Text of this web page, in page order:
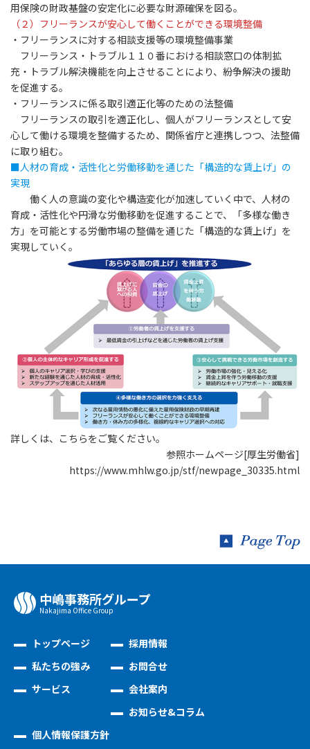
用保険の財政基盤の安定化に必要な財源確保を図る。
（２）フリーランスが安心して働くことができる環境整備
・フリーランスに対する相談支援等の環境整備事業
フリーランス・トラブル１１０番における相談窓口の体制拡
充・トラブル解決機能を向上させることにより、紛争解決の援助
を促進する。
・フリーランスに係る取引適正化等のための法整備
フリーランスの取引を適正化し、個人がフリーランスとして安
心して働ける環境を整備するため、関係省庁と連携しつつ、法整備
に取り組む。
■人材の育成・活性化と労働移動を通じた「構造的な賃上げ」の
実現
働く人の意識の変化や構造変化が加速していく中で、人材の
育成・活性化や円滑な労働移動を促進することで、「多様な働き
方」を可能とする労働市場の整備を通じた「構造的な賃上げ」を
実現していく。
詳しくは、こちらをご覧ください。
参照ホームページ[厚生労働省]
https://www.mhlw.go.jp/stf/newpage_30335.html
中嶋事務所グループ
Nakajima Oﬃce Group
トップページ
私たちの強み
サービス
採用情報
お問合せ
会社案内
お知らせ&コラム
個人情報保護方針